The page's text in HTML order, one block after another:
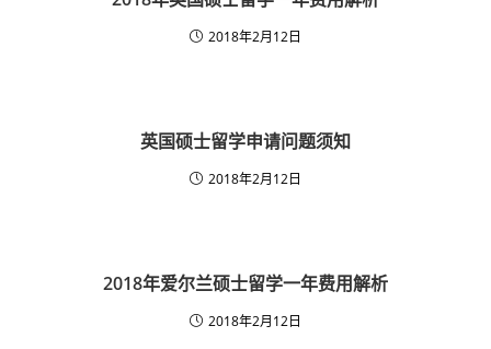
2018年2月12日
英国硕士留学申请问题须知
2018年2月12日
2018年爱尔兰硕士留学一年费用解析
2018年2月12日